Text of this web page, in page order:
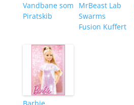
Vandbane som
Piratskib
MrBeast Lab
Swarms
Fusion Kuffert